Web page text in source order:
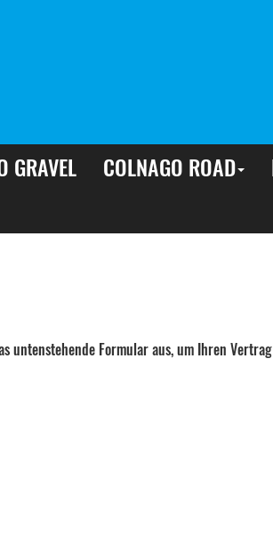
GRAVEL COLNAGO ROAD
untenstehende Formular aus, um Ihren